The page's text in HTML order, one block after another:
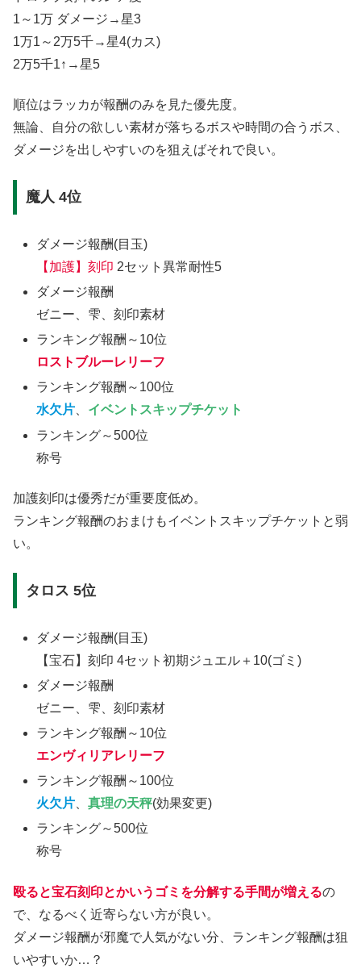
1～1万 ダメージ→星3
1万1～2万5千→星4(カス)
2万5千1↑→星5
順位はラッカが報酬のみを見た優先度。
無論、自分の欲しい素材が落ちるボスや時間の合うボス、
ダメージを出しやすいのを狙えばそれで良い。
魔人 4位
ダメージ報酬(目玉)
【加護】刻印 2セット異常耐性5
ダメージ報酬
ゼニー、雫、刻印素材
ランキング報酬～10位
ロストブルーレリーフ
ランキング報酬～100位
水欠片、 イベントスキップチケット
ランキング～500位
称号
加護刻印は優秀だが重要度低め。
ランキング報酬のおまけもイベントスキップチケットと弱
い。
タロス 5位
ダメージ報酬(目玉)
【宝石】刻印 4セット初期ジュエル＋10(ゴミ)
ダメージ報酬
ゼニー、雫、刻印素材
ランキング報酬～10位
エンヴィリアレリーフ
ランキング報酬～100位
火欠片 、真理の天秤(効果変更)
ランキング～500位
称号
殴ると宝石刻印とかいうゴミを分解する手間が増えるの
で、なるべく近寄らない方が良い。
ダメージ報酬が邪魔で人気がない分、ランキング報酬は狙
いやすいか…？